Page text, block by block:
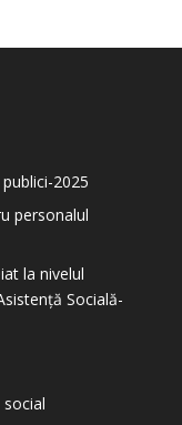
2025
personalul
la nivelul
Socială-